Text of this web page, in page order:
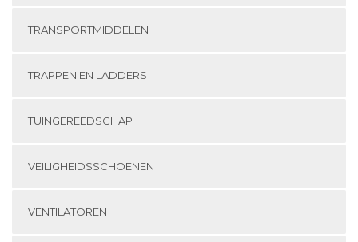
TRANSPORTMIDDELEN
TRAPPEN EN LADDERS
TUINGEREEDSCHAP
VEILIGHEIDSSCHOENEN
VENTILATOREN